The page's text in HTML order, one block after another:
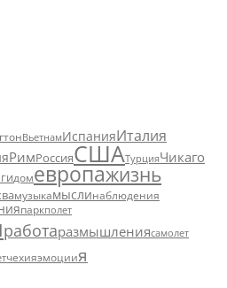
ВьетнамИспанияИталия
РимРоссияСШАТурцияЧикаго
домевропажизнь
музыкамыслинаблюдения
паркполет
работаразмышлениясамолет
чехияэмоциия